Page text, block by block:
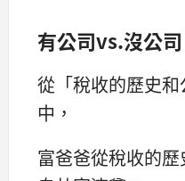
有公司vs.沒公司
從「稅收的歷史
中，
富爸爸從稅收的